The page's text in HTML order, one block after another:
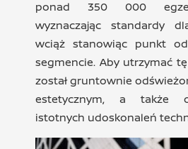
ponad 350 000
wyznaczając standardy
wciąż stanowiąc punkt
segmencie. Aby utrzymać
został gruntownie
estetycznym, a także
istotnych udoskonaleń